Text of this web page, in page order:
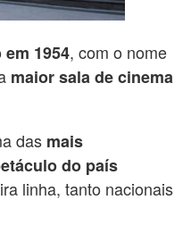
em 1954, com o nome
maior sala de cinema
das mais
do país
linha, tanto nacionais